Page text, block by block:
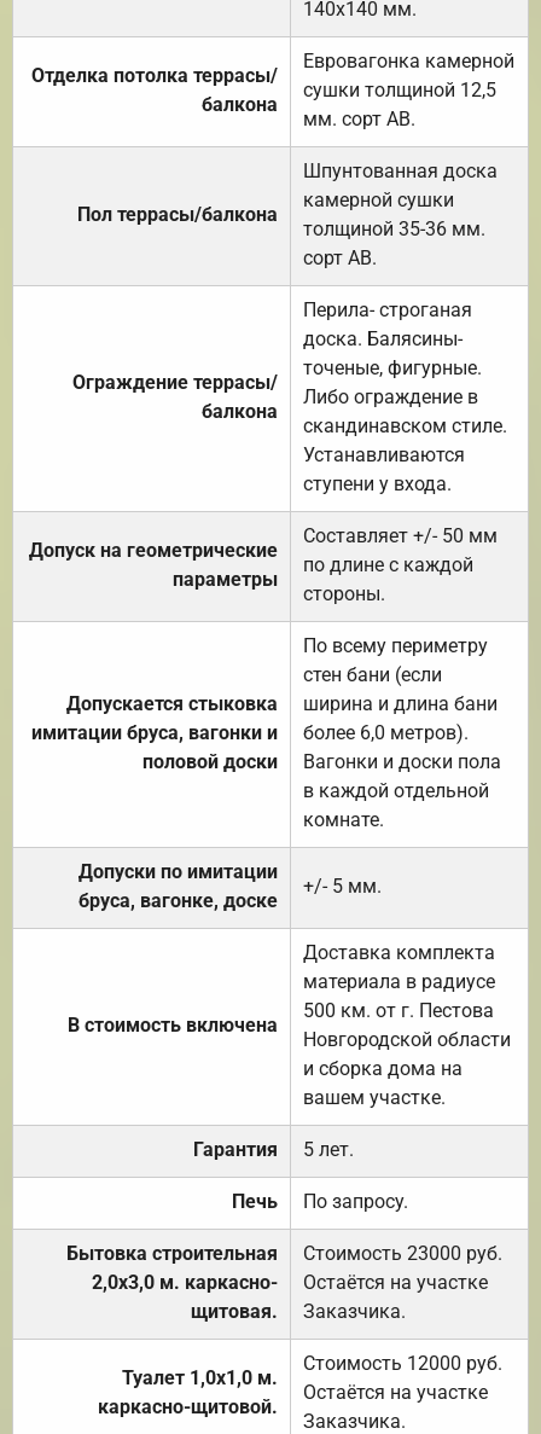
140х140 мм.
Отделка потолка террасы/
балкона
Евровагонка камерной
сушки толщиной 12,5
мм. сорт АВ.
Пол террасы/балкона
Шпунтованная доска
камерной сушки
толщиной 35-36 мм.
сорт АВ.
Ограждение террасы/
балкона
Перила- строганая
доска. Балясины-
точеные, фигурные.
Либо ограждение в
скандинавском стиле.
Устанавливаются
ступени у входа.
Допуск на геометрические
параметры
Составляет +/- 50 мм
по длине с каждой
стороны.
Допускается стыковка
имитации бруса, вагонки и
половой доски
По всему периметру
стен бани (если
ширина и длина бани
более 6,0 метров).
Вагонки и доски пола
в каждой отдельной
комнате.
Допуски по имитации
бруса, вагонке, доске
+/- 5 мм.
В стоимость включена
Доставка комплекта
материала в радиусе
500 км. от г. Пестова
Новгородской области
и сборка дома на
вашем участке.
Гарантия 5 лет.
Печь По запросу.
Бытовка строительная
2,0х3,0 м. каркасно-
щитовая.
Стоимость 23000 руб.
Остаётся на участке
Заказчика.
Туалет 1,0х1,0 м.
каркасно-щитовой.
Стоимость 12000 руб.
Остаётся на участке
Заказчика.